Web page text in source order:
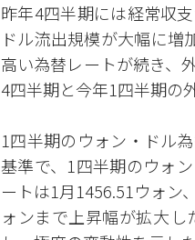
昨年4四半期には経常収
ドル流出規模が大幅に
高い為替レートが続き、
4四半期と今年1四半期の
1四半期のウォン・ドル
基準で、1四半期のウォ
ートは1月1456.51ウォン
ォンまで上昇幅が拡大